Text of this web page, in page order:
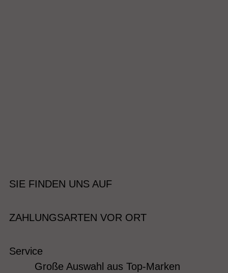
SIE FINDEN UNS AUF
ZAHLUNGSARTEN VOR ORT
Service
Große Auswahl aus Top-Marken